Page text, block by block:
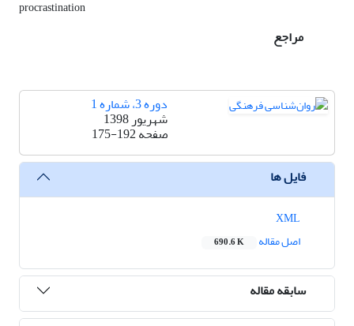
procrastination
مراجع
دوره 3، شماره 1
شهریور 1398
صفحه175-192
فایل ها
اصل مقاله
690.6 K
سابقه مقاله